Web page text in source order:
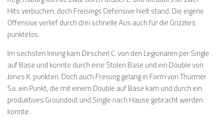
Hits verbuchen, doch Freisings Defensive hielt stand. Die eigene
Offensive verlief durch drei schnelle Aus auch für die Grizzlies
punktelos.
Im sechsten Inning kam Dirscherl C. von den Legionären per Single
auf Base und konnte durch eine Stolen Base und ein Double von
Jones K. punkten. Doch auch Freising gelang in Form von Thürmer
Sa. ein Punkt, die mit einem Double auf Base kam und durch ein
produktives Groundout und Single nach Hause gebracht werden
konnte.